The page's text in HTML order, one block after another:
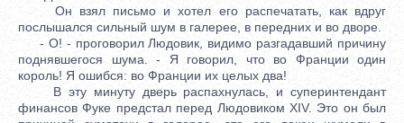
Он взял письмо и хотел его распечатать, как вдруг
послышался сильный шум в галерее, в передних и во дворе.
- О! - проговорил Людовик, видимо разгадавший причину
поднявшегося шума. - Я говорил, что во Франции один
король! Я ошибся: во Франции их целых два!
В эту минуту дверь распахнулась, и суперинтендант
финансов Фуке предстал перед Людовиком XIV. Это он был